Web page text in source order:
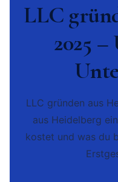
LLC
2025
LLC gründen aus
aus Heidelberg
kostet und was du